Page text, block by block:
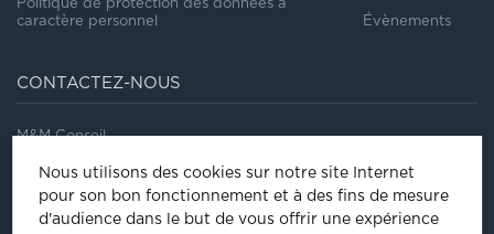
Politique de protection des données à
caractère personnel
Évènements
CONTACTEZ-NOUS
M&M Conseil
75007 Paris
:01 44 18 64 60
Nous utilisons des cookies sur notre site Internet
pour son bon fonctionnement et à des fins de mesure
d'audience dans le but de vous offrir une expérience